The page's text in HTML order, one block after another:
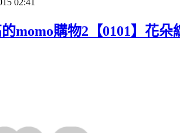
momo購物2【0101】花